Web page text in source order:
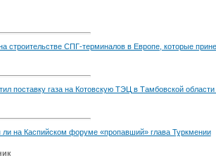
строительстве СПГ-терминалов в Европе, которые
поставку газа на Котовскую ТЭЦ в Тамбовской
ли на Каспийском форуме «пропавший» глава Туркмении